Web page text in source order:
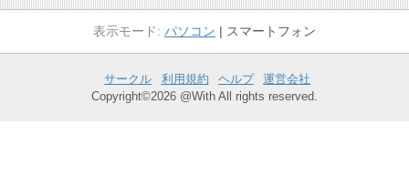
パソコン スマートフォン
サークル 利用規約 ヘルプ
運営会社
Copyright©2026 @With All rights reserved.